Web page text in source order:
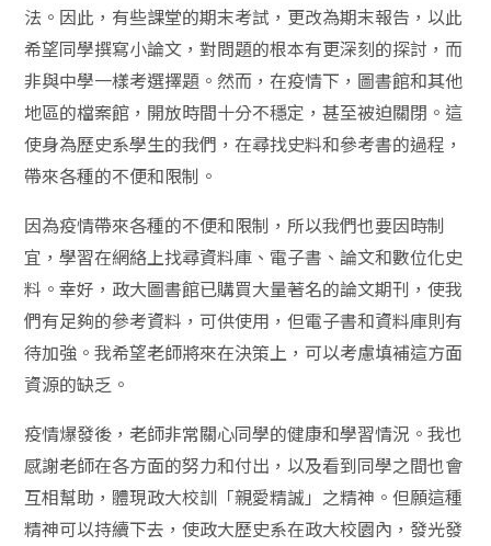
法。因此，有些課堂的期末考試，更改為期末報告，以此
希望同學撰寫小論文，對問題的根本有更深刻的探討，而
非與中學一樣考選擇題。然而，在疫情下，圖書館和其他
地區的檔案館，開放時間十分不穩定，甚至被迫關閉。這
使身為歷史系學生的我們，在尋找史料和參考書的過程，
帶來各種的不便和限制。
因為疫情帶來各種的不便和限制，所以我們也要因時制
宜，學習在網絡上找尋資料庫、電子書、論文和數位化史
料。幸好，政大圖書館已購買大量著名的論文期刊，使我
們有足夠的參考資料，可供使用，但電子書和資料庫則有
待加強。我希望老師將來在決策上，可以考慮填補這方面
資源的缺乏。
疫情爆發後，老師非常關心同學的健康和學習情況。我也
感謝老師在各方面的努力和付出，以及看到同學之間也會
互相幫助，體現政大校訓「親愛精誠」之精神。但願這種
精神可以持續下去，使政大歷史系在政大校園內，發光發